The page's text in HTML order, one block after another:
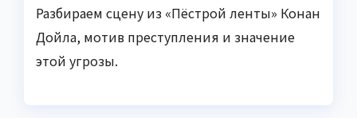
Разбираем сцену из «Пёстрой ленты» Конан
Дойла, мотив преступления и значение
этой угрозы.